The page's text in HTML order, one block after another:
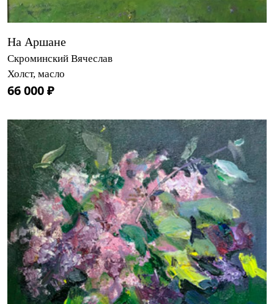
На Аршане
Скроминский Вячеслав
Холст, масло
66 000 ₽